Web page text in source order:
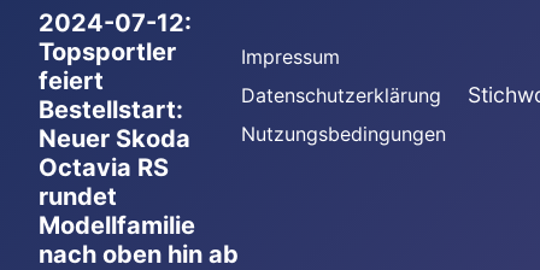
2024-07-12:
Topsportler
feiert
Bestellstart:
Neuer Skoda
Octavia RS
rundet
Modellfamilie
nach oben hin ab
Impressum
Datenschutzerklärung
Nutzungsbedingungen